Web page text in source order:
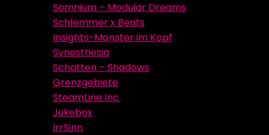
Somnium – Modular Dreams
Schlemmer x Beats
Insights-Monster im Kopf
Synesthesia
Schatten – Shadows
Grenzgebiete
SteamLine Inc.
Jukebox
IrrSinn